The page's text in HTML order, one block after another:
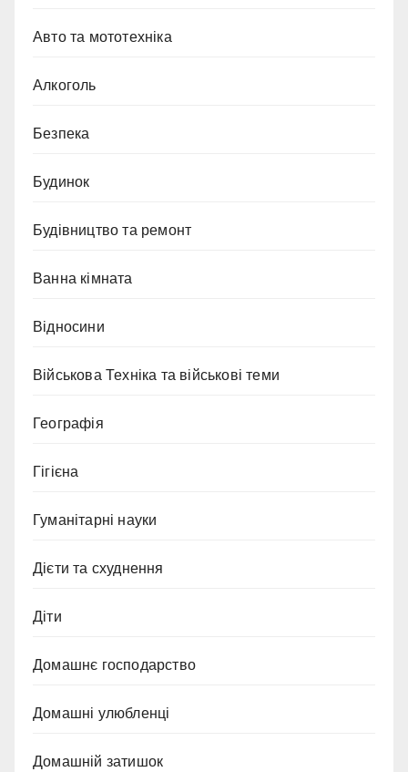
Авто та мототехніка
Алкоголь
Безпека
Будинок
Будівництво та ремонт
Ванна кімната
Відносини
Військова Техніка та військові теми
Географія
Гігієна
Гуманітарні науки
Дієти та схуднення
Діти
Домашнє господарство
Домашні улюбленці
Домашній затишок